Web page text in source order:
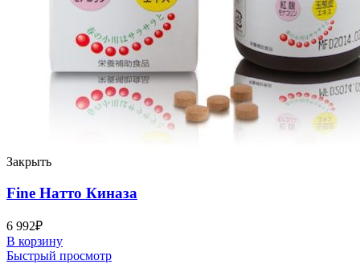
Закрыть
Fine Натто Киназа
6 992₽
В корзину
Быстрый просмотр